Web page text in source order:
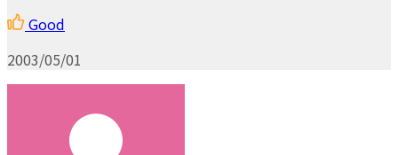
Good
2003/05/01